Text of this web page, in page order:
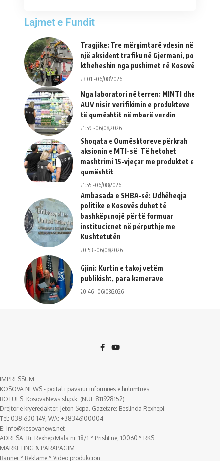
Lajmet e Fundit
Tragjike: Tre mërgimtarë vdesin në
një aksident trafiku në Gjermani, po
ktheheshin nga pushimet në Kosovë
23:01 -06/08/2026
Nga laboratori në terren: MINTI dhe
AUV nisin verifikimin e produkteve
të qumështit në mbarë vendin
21:59 -06/08/2026
Shoqata e Qumështoreve përkrah
aksionin e MTI-së: Të hetohet
mashtrimi 15-vjeçar me produktet e
qumështit
21:55 -06/08/2026
Ambasada e SHBA-së: Udhëheqja
politike e Kosovës duhet të
bashkëpunojë për të formuar
institucionet në përputhje me
Kushtetutën
20:53 -06/08/2026
Gjini: Kurtin e takoj vetëm
publikisht, para kamerave
20:46 -06/08/2026
IMPRESSUM:
KOSOVA NEWS - portal i pavarur informues e hulumtues
BOTUES: KosovaNews sh.p.k. (NUI: 811928152)
Drejtor e kryeredaktor: Jeton Sopa. Gazetare: Beslinda Rexhepi.
Tel: 038 600 149, WA: +38346100004.
E: info@kosovanews.net
ADRESA: Rr. Rexhep Mala nr. 18/1 ° Prishtinë, 10060 ° RKS
MARKETING & PARAPAGIM:
Banner ° Reklamë ° Video produkcion